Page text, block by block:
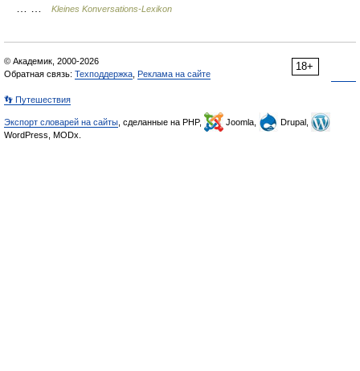
Kleines Konversations-Lexikon
18+
© Академик, 2000-2026
Обратная связь: Техподдержка Реклама на сайте
👣 Путешествия
Экспорт словарей на сайты , сделанные на PHP, Joomla,
Drupal,
WordPress, MODx.